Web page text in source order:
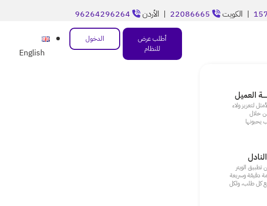
| الكويت | الأردن
العميل
لتعزيز ولاء
خلال
يحبونها
تطبيق الويتر
دقيقة وسريعة
كل طلب، ولكل
أطلب عرض
للنظام
الدخول
English